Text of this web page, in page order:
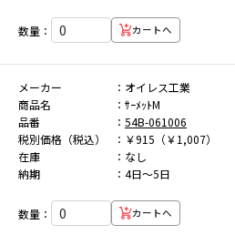
数量： カートへ
メーカー
オイレス工業
商品名
ｻｰﾒｯﾄM
品番
54B-061006
税別価格（税込）
￥915（￥1,007）
在庫
なし
納期
4日～5日
数量： カートへ